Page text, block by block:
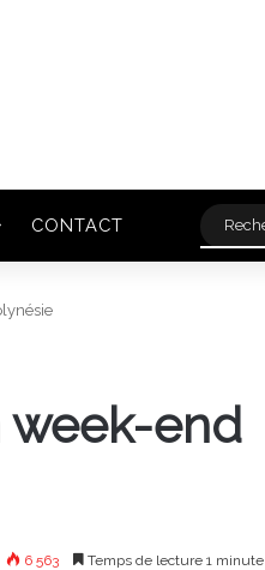
CONTACT
week-end
6 563 Temps de lecture 1 minute